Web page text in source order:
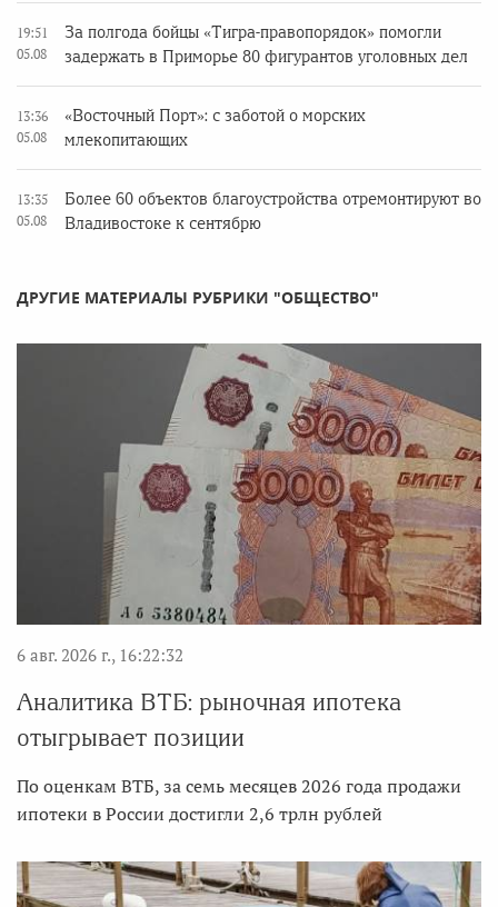
19:51
05.08
За полгода бойцы «Тигра-правопорядок» помогли
задержать в Приморье 80 фигурантов уголовных дел
13:36
05.08
«Восточный Порт»: с заботой о морских
млекопитающих
13:35
05.08
Более 60 объектов благоустройства отремонтируют во
Владивостоке к сентябрю
ДРУГИЕ МАТЕРИАЛЫ РУБРИКИ "ОБЩЕСТВО"
6 авг. 2026 г., 16:22:32
Аналитика ВТБ: рыночная ипотека
отыгрывает позиции
По оценкам ВТБ, за семь месяцев 2026 года продажи
ипотеки в России достигли 2,6 трлн рублей